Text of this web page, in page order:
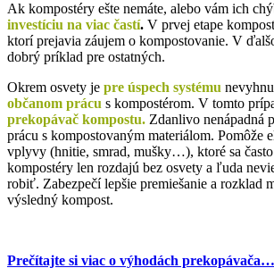
Ak kompostéry ešte nemáte, alebo vám ich
investíciu na viac častí. V prvej etape
ktorí prejavia záujem o kompostovanie. V
dobrý príklad pre ostatných.
Okrem osvety je pre úspech systému
občanom prácu s kompostérom. V tomto
prekopávač kompostu. Zdanlivo nenápadná
prácu s kompostovaným materiálom. Pomôže
vplyvy (hnitie, smrad, mušky…), ktoré sa
kompostéry len rozdajú bez osvety a ľuda
robiť. Zabezpečí lepšie premiešanie a rozklad
výsledný kompost.
Prečítajte si viac o výhodách prekopávača…